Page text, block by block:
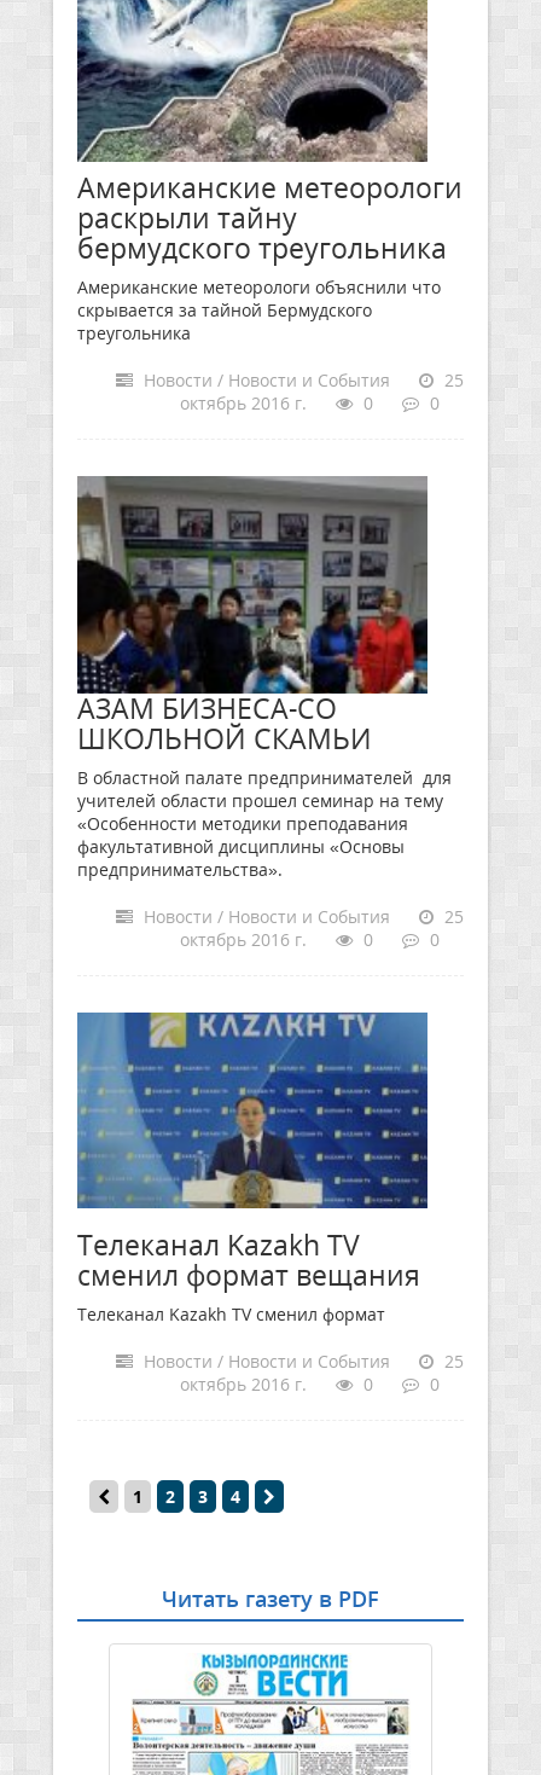
Американские метеорологи
раскрыли тайну
бермудского треугольника
Американские метеорологи объяснили что
скрывается за тайной Бермудского
треугольника
Новости / Новости и События
25
октябрь 2016 г.
0 0
АЗАМ БИЗНЕСА-СО
ШКОЛЬНОЙ СКАМЬИ
В областной палате предпринимателей для
учителей области прошел семинар на тему
«Особенности методики преподавания
факультативной дисциплины «Основы
предпринимательства».
Новости / Новости и События
25
октябрь 2016 г.
0 0
Телеканал Kazakh TV
сменил формат вещания
Телеканал Kazakh TV сменил формат
Новости / Новости и События
25
октябрь 2016 г.
0 0
1 2 3 4
Читать газету в PDF